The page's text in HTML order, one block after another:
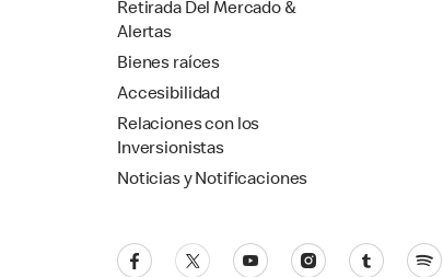
Retirada Del Mercado &
Alertas
Bienes raíces
Accesibilidad
Relaciones con los
Inversionistas
Noticias y Notificaciones